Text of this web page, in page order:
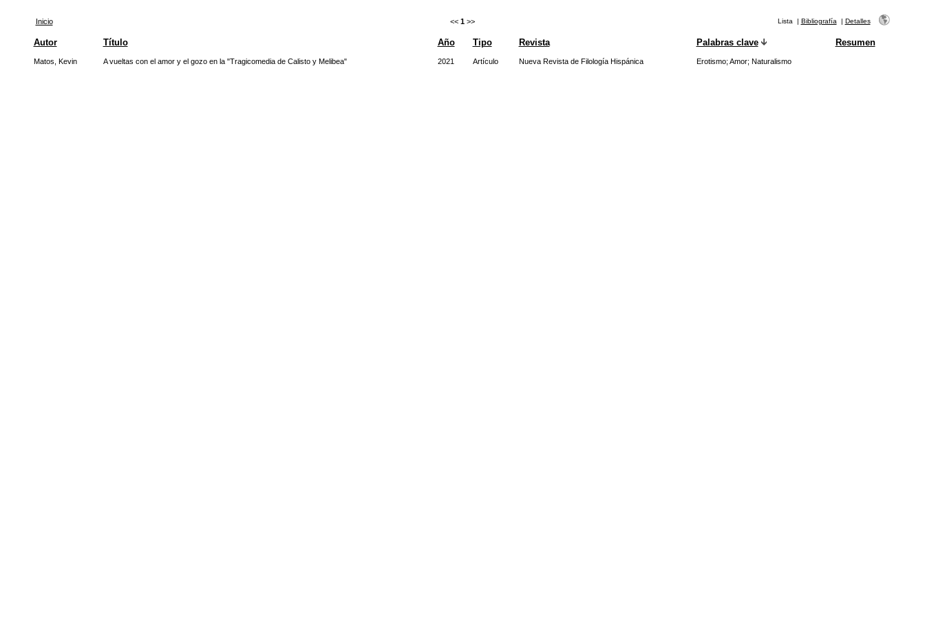
Inicio << 1 >> Lista | Bibliografía | Detalles
Autor Título Año Tipo Revista Palabras clave Resumen
Matos, Kevin A vueltas con el amor y el gozo en la "Tragicomedia de Calisto y Melibea" 2021 Artículo Nueva Revista de Filología Hispánica Erotismo; Amor; Naturalismo